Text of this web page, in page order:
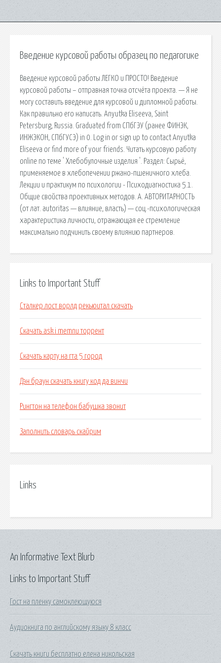
Введение курсовой работы образец по педагогике
Введение курсовой работы ЛЕГКО и ПРОСТО! Введение
курсовой работы – отправная точка отсчёта проекта. — Я не
могу составить введение для курсовой и дипломной работы.
Как правильно его написать. Anyutka Eliseeva, Saint
Petersburg, Russia. Graduated from СПбГЭУ (ранее ФИНЭК,
ИНЖЭКОН, СПбГУСЭ) in 0. Log in or sign up to contact Anyutka
Eliseeva or find more of your friends. Читать курсовую работу
online по теме ' Хлебобулочные изделия '. Раздел: Сырьё,
применяемое в хлебопечении ржано-пшеничного хлеба.
Лекции и практикум по психологии - Психодиагностика 5.1.
Общие свойства проективных методов. А. АВТОРИТАРНОСТЬ
(от лат. autoritas — влияние, власть) — соц.-психологическая
характеристика личности, отражающая ее стремление
максимально подчинить своему влиянию партнеров.
Links to Important Stuff
Сталкер лост ворлд рекьюитал скачать
Скачать ask i memnu торрент
Скачать карту на гта 5 город
Дэн браун скачать книгу код да винчи
Рингтон на телефон бабушка звонит
Заполнить словарь скайрим
Links
Links to Important Stuff
Гост на пленку самоклеющуюся
Аудиокнига по английскому языку 8 класс
Скачать книги бесплатно елена никольская
An Informative Text Blurb